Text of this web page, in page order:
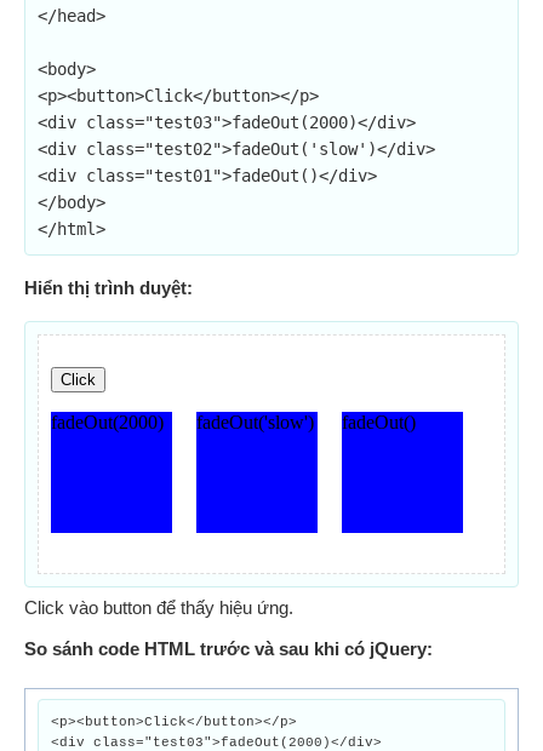
</head>
<body>
<p><button>Click</button></p>
<div class="test03">fadeOut(2000)</div>
<div class="test02">fadeOut('slow')</div>
<div class="test01">fadeOut()</div>
</body>
</html>
Hiển thị trình duyệt:
Click vào button để thấy hiệu ứng.
So sánh code HTML trước và sau khi có jQuery:
<p><button>Click</button></p>
<div class="test03">fadeOut(2000)</div>